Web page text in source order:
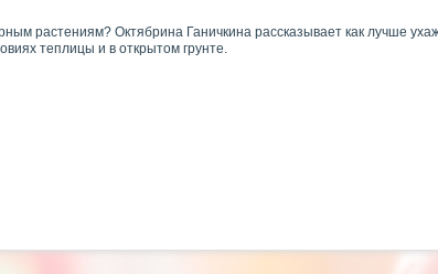
растениям? Октябрина Ганичкина рассказывает как лучше
теплицы и в открытом грунте.